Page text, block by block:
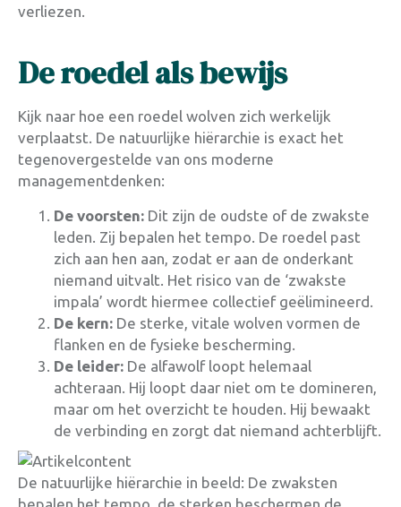
verliezen.
De roedel als bewijs
Kijk naar hoe een roedel wolven zich werkelijk
verplaatst. De natuurlijke hiërarchie is exact het
tegenovergestelde van ons moderne
managementdenken:
De voorsten: Dit zijn de oudste of de zwakste
leden. Zij bepalen het tempo. De roedel past
zich aan hen aan, zodat er aan de onderkant
niemand uitvalt. Het risico van de ‘zwakste
impala’ wordt hiermee collectief geëlimineerd.
De kern: De sterke, vitale wolven vormen de
flanken en de fysieke bescherming.
De leider: De alfawolf loopt helemaal
achteraan. Hij loopt daar niet om te domineren,
maar om het overzicht te houden. Hij bewaakt
de verbinding en zorgt dat niemand achterblijft.
De natuurlijke hiërarchie in beeld: De zwaksten